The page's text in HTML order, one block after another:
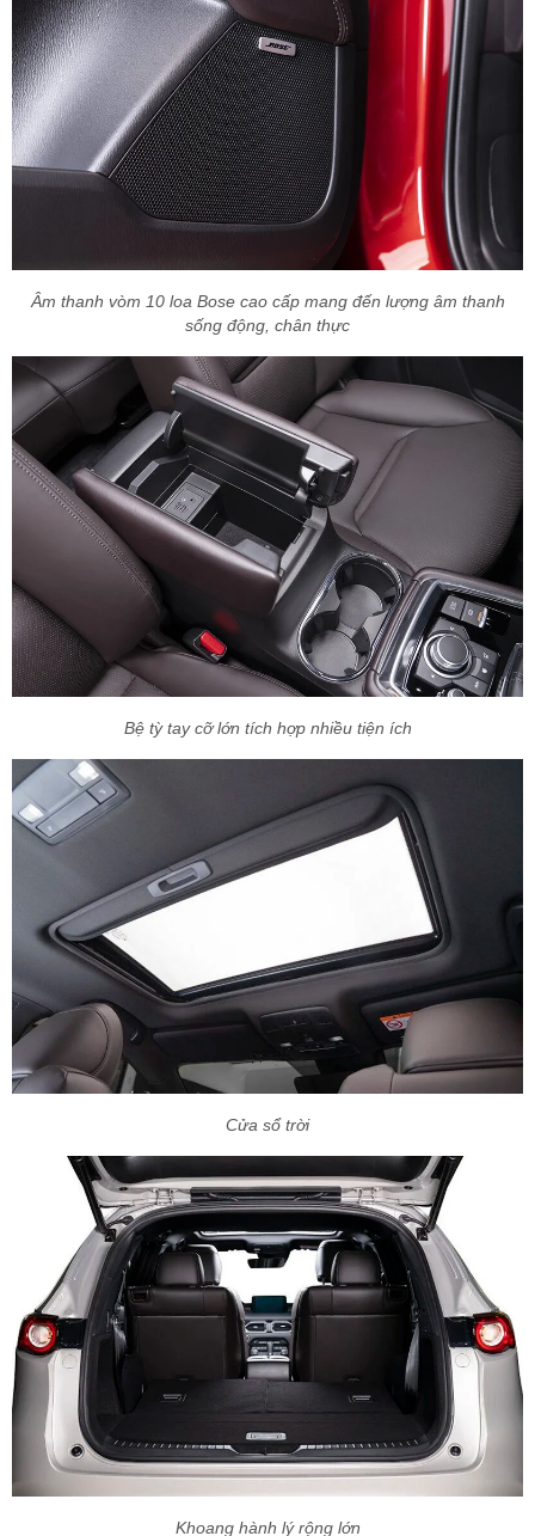
Âm thanh vòm 10 loa Bose cao cấp mang đến lượng âm thanh
sống động, chân thực
Bệ tỳ tay cỡ lớn tích hợp nhiều tiện ích
Cửa sổ trời
Khoang hành lý rộng lớn